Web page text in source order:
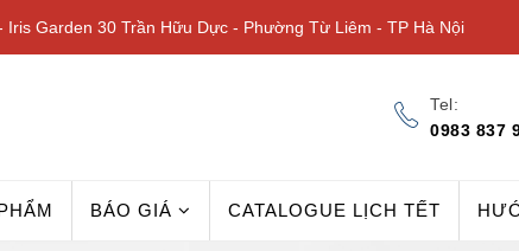
Garden 30 Trần Hữu Dực - Phường Từ Liêm - TP Hà Nội
Tel:
0983 837
BÁO GIÁ CATALOGUE LỊCH TẾT